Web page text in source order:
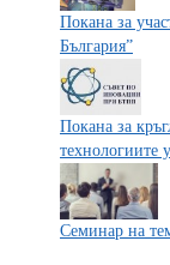
Покана за
България”
Покана за
технологиите
Семинар на